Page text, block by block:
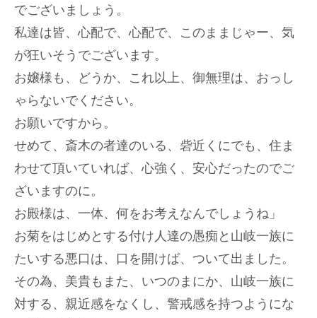
でございましょう。
私達は皆、心配で、心配で、このままじゃー、気
が狂いそうでございます。
お嬢様も、どうか、これ以上、御無理は、おっし
ゃらないでください。
お願いですから。
せめて、斎木の者達のいる、砦近くにでも、住ま
わせて頂いていれば、心強く、安心だったのでご
ざいますのに。
お殿様は、一体、何をお考えなんでしょうね」
お菊をはじめとする付け人達の愚痴と山岐一族に
たいする悪口は、口を開けば、ついて出ました。
その為、美貴もまた、いつのまにか、山岐一族に
対する、親近感をなくし、警戒感を持つようにな